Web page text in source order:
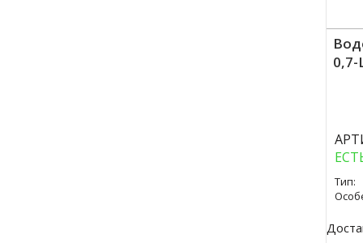
0,7-
Тип: